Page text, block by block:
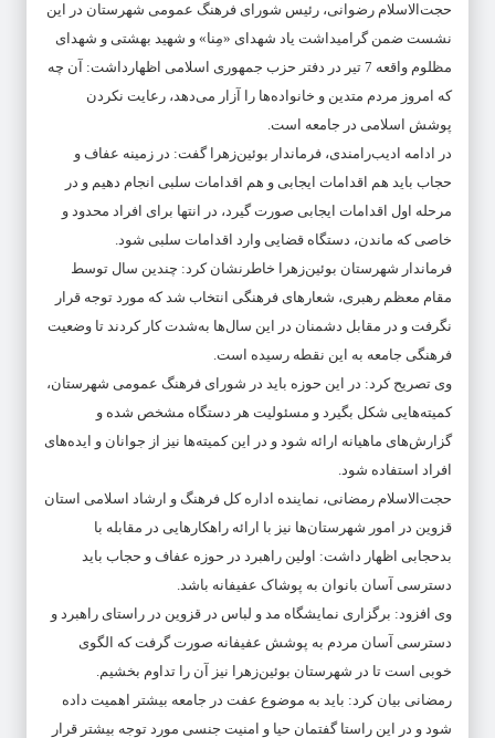
حجت‌الاسلام رضوانی، رئیس شورای فرهنگ عمومی شهرستان در این
نشست ضمن گرامیداشت یاد شهدای «مِنا» و شهید بهشتی و شهدای
مظلوم واقعه 7 تیر در دفتر حزب جمهوری اسلامی اظهارداشت: آن چه
که امروز مردم متدین و خانواده‌ها را آزار می‌دهد، رعایت نکردن
پوشش اسلامی در جامعه است.
در ادامه ادیب‌رامندی، فرماندار بوئین‌زهرا گفت: در زمینه عفاف و
حجاب باید هم اقدامات ایجابی و هم اقدامات سلبی انجام دهیم و در
مرحله اول اقدامات ایجابی صورت گیرد، در انتها برای افراد محدود و
خاصی که ماندن، دستگاه قضایی وارد اقدامات سلبی شود.
فرماندار شهرستان بوئین‌زهرا خاطرنشان کرد: چندین سال توسط
مقام معظم رهبری، شعارهای فرهنگی انتخاب شد که مورد توجه قرار
نگرفت و در مقابل دشمنان در این سال‌ها به‌شدت کار کردند تا وضعیت
فرهنگی جامعه به این نقطه رسیده است.
وی تصریح کرد: در این حوزه باید در شورای فرهنگ عمومی شهرستان،
کمیته‌هایی شکل بگیرد و مسئولیت هر دستگاه مشخص شده و
گزارش‌های ماهیانه ارائه شود و در این کمیته‌ها نیز از جوانان و ایده‌های
افراد استفاده شود.
حجت‌الاسلام رمضانی، نماینده اداره کل فرهنگ و ارشاد اسلامی استان
قزوین در امور شهرستان‌ها نیز با ارائه راهکارهایی در مقابله با
بدحجابی اظهار داشت: اولین راهبرد در حوزه عفاف و حجاب باید
دسترسی آسان بانوان به پوشاک عفیفانه باشد.
وی افزود: برگزاری نمایشگاه مد و لباس در قزوین در راستای راهبرد و
دسترسی آسان مردم به پوشش عفیفانه صورت گرفت که الگوی
خوبی است تا در شهرستان بوئین‌زهرا نیز آن را تداوم بخشیم.
رمضانی بیان کرد: باید به موضوع عفت در جامعه بیشتر اهمیت داده
شود و در این راستا گفتمان حیا و امنیت جنسی مورد توجه بیشتر قرار